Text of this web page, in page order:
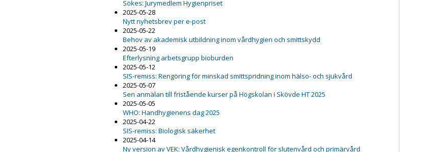
Sökes: Jurymedlem Hygienpriset
2025-05-28
Nytt nyhetsbrev per e-post
2025-05-22
Behov av akademisk utbildning inom vårdhygien och smittskydd
2025-05-19
Efterlysning arbetsgrupp bioburden
2025-05-12
SIS-remiss: Rengöring för minskad smittspridning inom hälso- och sjukvård
2025-05-07
Sen anmälan till fristående kurser på Högskolan i Skövde HT 2025
2025-05-05
WHO: Handhygienens dag 2025
2025-04-22
SIS-remiss: Biologisk säkerhet
2025-04-14
Ny version av VEK: Vårdhygienisk egenkontroll för slutenvård och primärvård